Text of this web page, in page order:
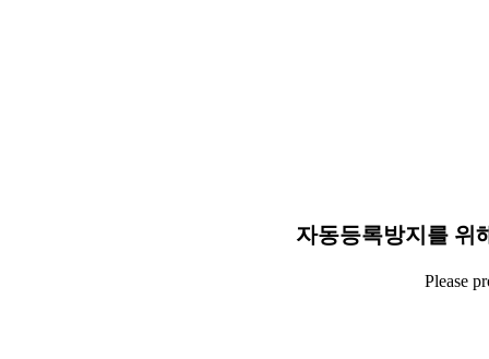
자동등록방지를 위
Please